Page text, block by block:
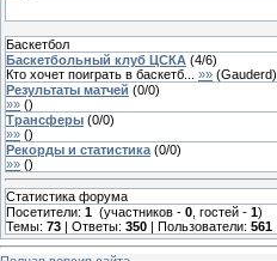
Баскетбол
Баскетбольный клуб ЦСКА (4/6)
Кто хочет поиграть в баскетб...
»» (Gauderd)
Результаты матчей (0/0)
»» ()
Трансферы (0/0)
»» ()
Рекорды и статистика (0/0)
»» ()
Статистика форума
Посетители: 1 (участников - 0 , гостей - 1)
Темы: 73 | Ответы: 350 | Пользователи: 561